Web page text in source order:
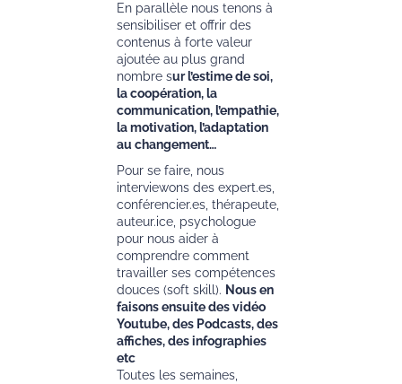
En parallèle nous tenons à
sensibiliser et offrir des
contenus à forte valeur
ajoutée au plus grand
nombre sur l’estime de soi,
la coopération, la
communication, l’empathie,
la motivation, l’adaptation
au changement…
Pour se faire, nous
interviewons des expert.es,
conférencier.es, thérapeute,
auteur.ice, psychologue
pour nous aider à
comprendre comment
travailler ses compétences
douces (soft skill). Nous en
faisons ensuite des vidéo
Youtube, des Podcasts, des
affiches, des infographies
etc
Toutes les semaines,